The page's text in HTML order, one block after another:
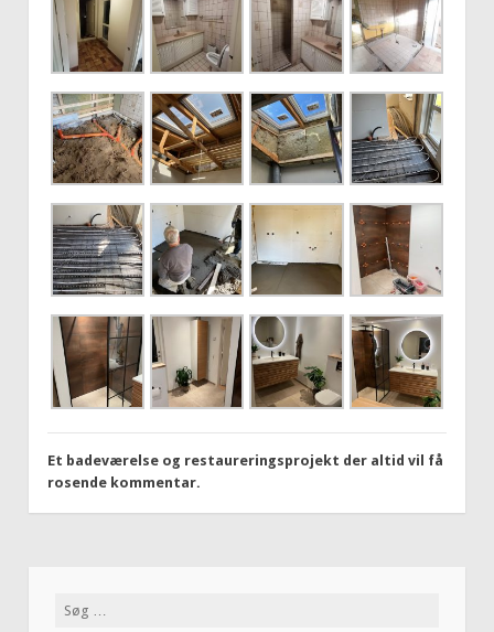
Et badeværelse og restaureringsprojekt der altid vil få
rosende kommentar.
Søg